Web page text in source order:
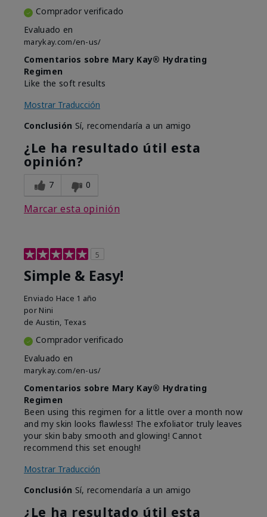
Comprador verificado
Evaluado en
marykay.com/en-us/
Comentarios sobre Mary Kay® Hydrating
Regimen
Like the soft results
Mostrar Traducción
Conclusión Sí, recomendaría a un amigo
¿Le ha resultado útil esta
opinión?
7 0
Marcar esta opinión
5
Simple & Easy!
Enviado Hace 1 año
por Nini
de Austin, Texas
Comprador verificado
Evaluado en
marykay.com/en-us/
Comentarios sobre Mary Kay® Hydrating
Regimen
Been using this regimen for a little over a month now
and my skin looks flawless! The exfoliator truly leaves
your skin baby smooth and glowing! Cannot
recommend this set enough!
Mostrar Traducción
Conclusión Sí, recomendaría a un amigo
¿Le ha resultado útil esta